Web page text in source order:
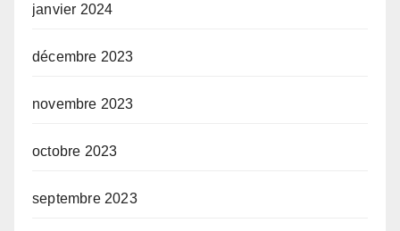
janvier 2024
décembre 2023
novembre 2023
octobre 2023
septembre 2023